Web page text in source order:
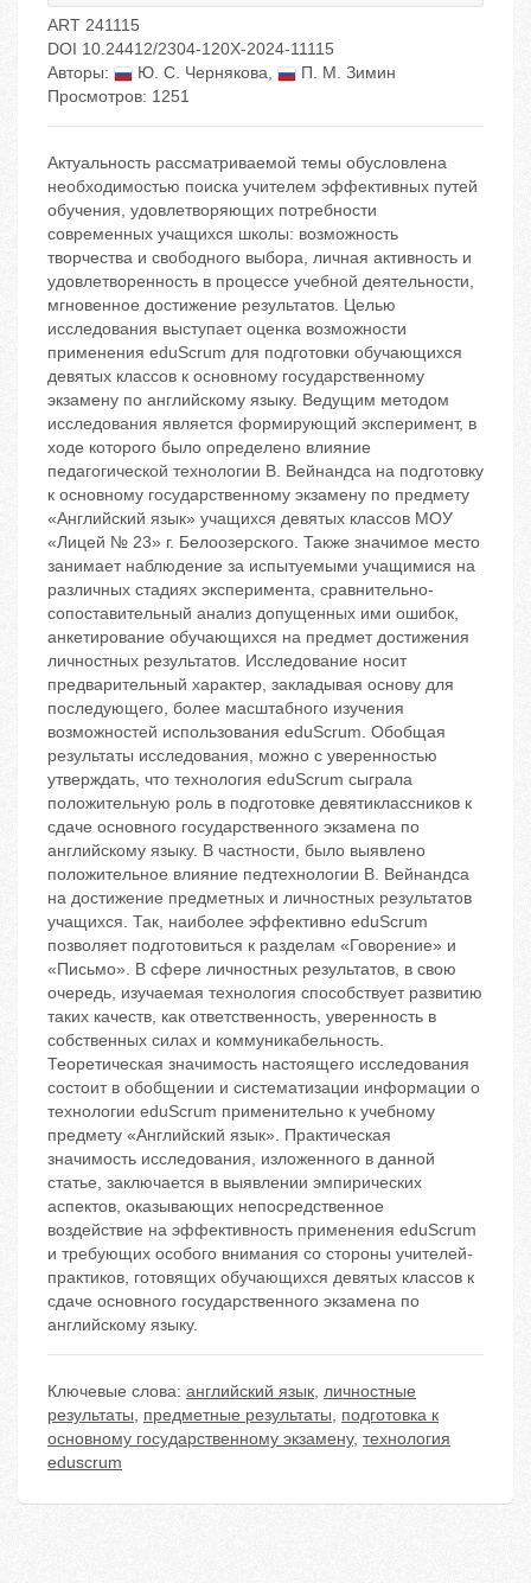
ART 241115
DOI 10.24412/2304-120X-2024-11115
Авторы:
Ю. С. Чернякова,
П. М. Зимин
Просмотров: 1251
Актуальность рассматриваемой темы обусловлена
необходимостью поиска учителем эффективных путей
обучения, удовлетворяющих потребности
современных учащихся школы: возможность
творчества и свободного выбора, личная активность и
удовлетворенность в процессе учебной деятельности,
мгновенное достижение результатов. Целью
исследования выступает оценка возможности
применения eduScrum для подготовки обучающихся
девятых классов к основному государственному
экзамену по английскому языку. Ведущим методом
исследования является формирующий эксперимент, в
ходе которого было определено влияние
педагогической технологии В. Вейнандса на подготовку
к основному государственному экзамену по предмету
«Английский язык» учащихся девятых классов МОУ
«Лицей № 23» г. Белоозерского. Также значимое место
занимает наблюдение за испытуемыми учащимися на
различных стадиях эксперимента, сравнительно-
сопоставительный анализ допущенных ими ошибок,
анкетирование обучающихся на предмет достижения
личностных результатов. Исследование носит
предварительный характер, закладывая основу для
последующего, более масштабного изучения
возможностей использования eduScrum. Обобщая
результаты исследования, можно с уверенностью
утверждать, что технология eduScrum сыграла
положительную роль в подготовке девятиклассников к
сдаче основного государственного экзамена по
английскому языку. В частности, было выявлено
положительное влияние педтехнологии В. Вейнандса
на достижение предметных и личностных результатов
учащихся. Так, наиболее эффективно eduScrum
позволяет подготовиться к разделам «Говорение» и
«Письмо». В сфере личностных результатов, в свою
очередь, изучаемая технология способствует развитию
таких качеств, как ответственность, уверенность в
собственных силах и коммуникабельность.
Теоретическая значимость настоящего исследования
состоит в обобщении и систематизации информации о
технологии eduScrum применительно к учебному
предмету «Английский язык». Практическая
значимость исследования, изложенного в данной
статье, заключается в выявлении эмпирических
аспектов, оказывающих непосредственное
воздействие на эффективность применения eduScrum
и требующих особого внимания со стороны учителей-
практиков, готовящих обучающихся девятых классов к
сдаче основного государственного экзамена по
английскому языку.
Ключевые слова: английский язык, личностные
результаты, предметные результаты, подготовка к
основному государственному экзамену, технология
eduscrum